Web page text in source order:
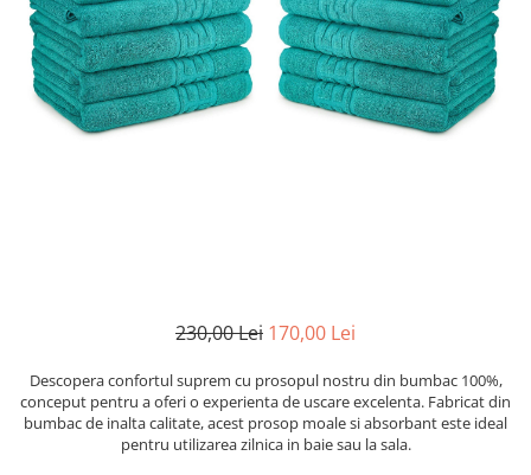
Cearceaf cu elastic
Cearceaf normal
Lenjerii De Pat Creponate
Lenjerii De Pat Bumbac Poplin 2
Persoane
Lenjerii De Pat, Finet Premium 3D,
Lenjerii De Pat Jacquard
Lenjerii De Pat Catifea
230,00 Lei 170,00 Lei
Descopera confortul suprem cu prosopul nostru din bumbac 100%,
conceput pentru a oferi o experienta de uscare excelenta. Fabricat din
bumbac de inalta calitate, acest prosop moale si absorbant este ideal
pentru utilizarea zilnica in baie sau la sala.